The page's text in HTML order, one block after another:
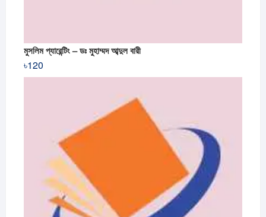
মুসলিম প্যারেন্টিং – ডঃ মুহাম্মদ আব্দুল বারী
৳120